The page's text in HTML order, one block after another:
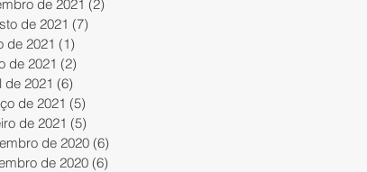
de 2021 (2)
de 2021 (7)
de 2021 (1)
de 2021 (2)
de 2021 (6)
de 2021 (5)
de 2021 (5)
de 2020 (6)
de 2020 (6)